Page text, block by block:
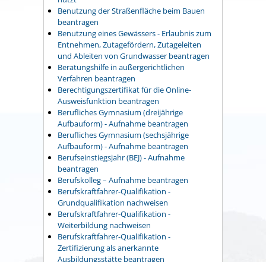
Benutzung der Straßenfläche beim Bauen
beantragen
Benutzung eines Gewässers - Erlaubnis zum
Entnehmen, Zutagefördern, Zutageleiten
und Ableiten von Grundwasser beantragen
Beratungshilfe in außergerichtlichen
Verfahren beantragen
Berechtigungszertifikat für die Online-
Ausweisfunktion beantragen
Berufliches Gymnasium (dreijährige
Aufbauform) - Aufnahme beantragen
Berufliches Gymnasium (sechsjährige
Aufbauform) - Aufnahme beantragen
Berufseinstiegsjahr (BEJ) - Aufnahme
beantragen
Berufskolleg – Aufnahme beantragen
Berufskraftfahrer-Qualifikation -
Grundqualifikation nachweisen
Berufskraftfahrer-Qualifikation -
Weiterbildung nachweisen
Berufskraftfahrer-Qualifikation -
Zertifizierung als anerkannte
Ausbildungsstätte beantragen